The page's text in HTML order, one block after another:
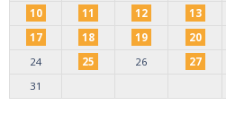
10
11 12 13
17
18 19 20
24
25 26 27
31